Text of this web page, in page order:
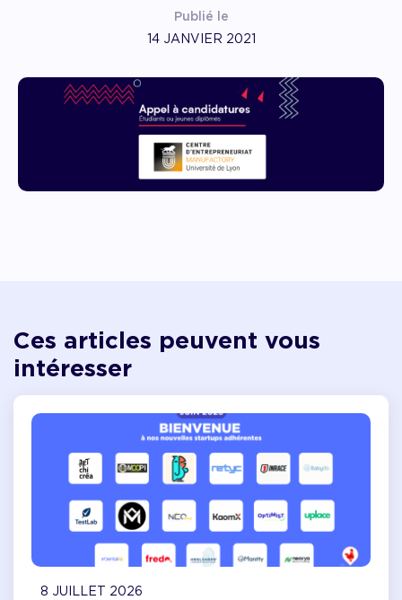
Publié le
14 JANVIER 2021
Ces articles peuvent vous
intéresser
8 JUILLET 2026